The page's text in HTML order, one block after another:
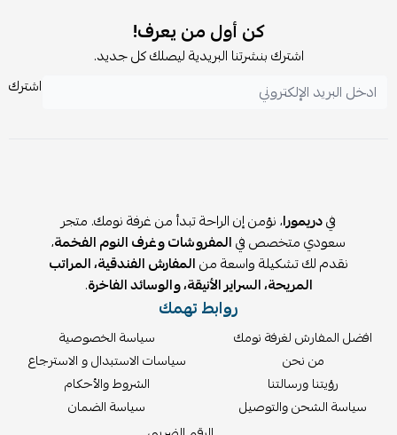
كن أول من يعرف!
اشترك بنشرتنا البريدية ليصلك كل جديد.
اشترك
فيدريمورا، نؤمن إن الراحة تبدأ من غرفة نومك. متجر
سعودي متخصص فيالمفروشات وغرف النوم الفخمة،
نقدم لك تشكيلة واسعة منالمفارش الفندقية، المراتب
المريحة، السراير الأنيقة، والوسائد الفاخرة.
روابط تهمك
افضل المفارش لغرفة نومك
من نحن
رؤيتنا ورسالتنا
سياسة الشحن والتوصيل
سياسة الخصوصية
سياسات الاستبدال و الاسترجاع
الشروط والأحكام
سياسة الضمان